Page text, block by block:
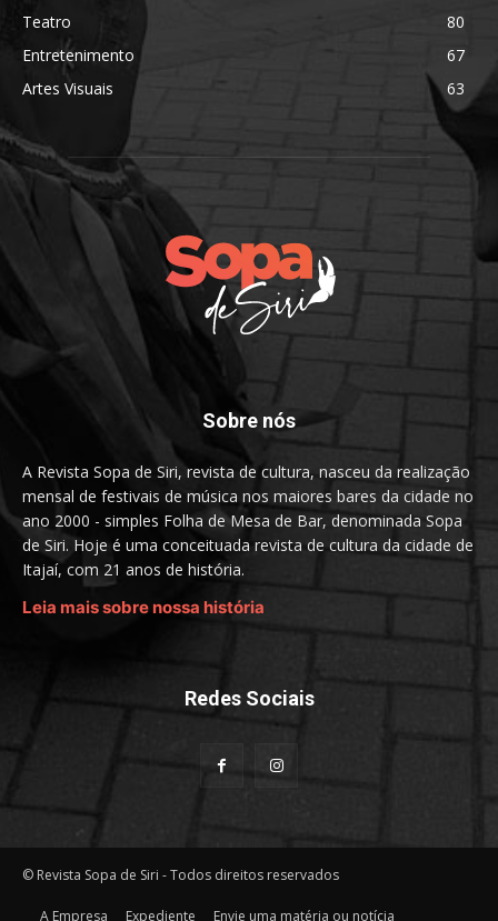
Teatro
80
Entretenimento
67
Artes Visuais
63
Sobre nós
A Revista Sopa de Siri, revista de cultura, nasceu da realização
mensal de festivais de música nos maiores bares da cidade no
ano 2000 - simples Folha de Mesa de Bar, denominada Sopa
de Siri. Hoje é uma conceituada revista de cultura da cidade de
Itajaí, com 21 anos de história.
Leia mais sobre nossa história
Redes Sociais
© Revista Sopa de Siri - Todos direitos reservados
A Empresa Expediente Envie uma matéria ou notícia